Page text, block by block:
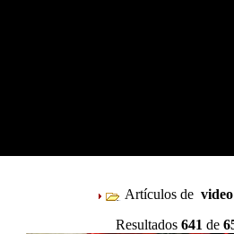
Artículos de
Resultados 641 de